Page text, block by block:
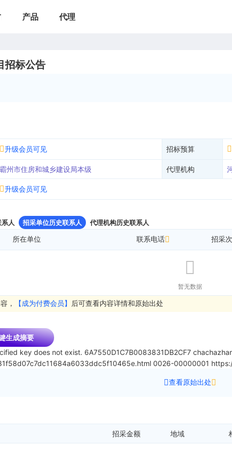
产品 代理
招标公告
升级会员可见 招标预算
霸州市住房和城乡建设局本级 代理机构
升级会员可见
人 招采单位历史联系人 代理机构历史联系人
所在单位 联系电话 招采
暂无数据
， 【成为付费会员】 后可查看内容详情和原始出处
生成摘要
key does not exist. 6A7550D1C7B0083831DB2CF7
0026-00000001
查看原始出处
招采金额 地域